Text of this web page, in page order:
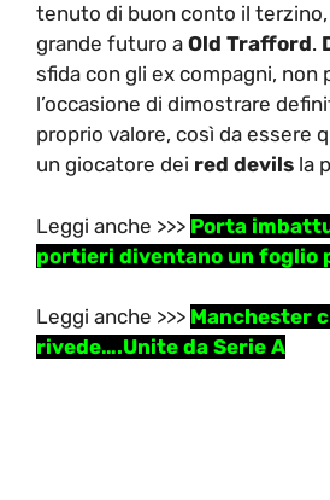
tenuto di buon conto il
grande futuro a Old Trafford.
sfida con gli ex compagni, non
l’occasione di dimostrare
proprio valore, così da essere
un giocatore dei red devils la
Leggi anche >>> Porta
portieri diventano un foglio
Leggi anche >>> Manchester
rivede….Unite da Serie A